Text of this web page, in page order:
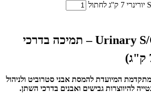
🐈 רויאל קנין Urinary S/O – תמיכה בדרכי
מתקדמת המיועדת להמסת אבני סטרוביט ולניהול
להיווצרות גבישים ואבנים בדרכי השתן.